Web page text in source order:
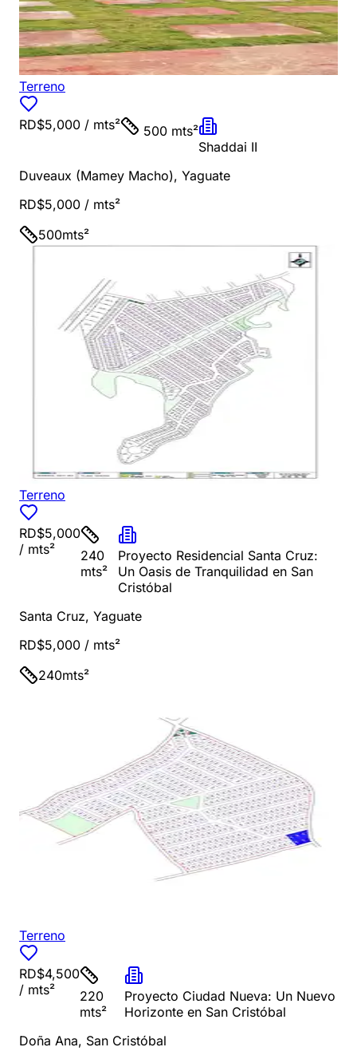
Terreno
RD$5,000 / mts²
500 mts²
Shaddai II
Duveaux (Mamey Macho), Yaguate
RD$5,000 / mts²
500mts²
Terreno
RD$5,000
/ mts²
240
mts²
Proyecto Residencial Santa Cruz:
Un Oasis de Tranquilidad en San
Cristóbal
Santa Cruz, Yaguate
RD$5,000 / mts²
240mts²
Terreno
RD$4,500
/ mts²
220
mts²
Proyecto Ciudad Nueva: Un Nuevo
Horizonte en San Cristóbal
Doña Ana, San Cristóbal